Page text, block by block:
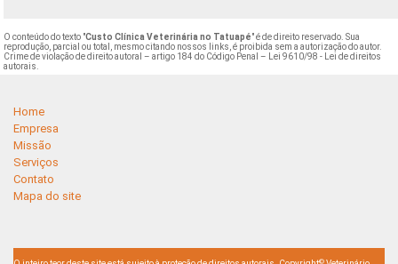
O conteúdo do texto "Custo Clínica Veterinária no Tatuapé" é de direito reservado. Sua
reprodução, parcial ou total, mesmo citando nossos links, é proibida sem a autorização do autor.
Crime de violação de direito autoral – artigo 184 do Código Penal –
Lei 9610/98 - Lei de direitos
autorais
Home
Empresa
Missão
Serviços
Contato
Mapa do site
©